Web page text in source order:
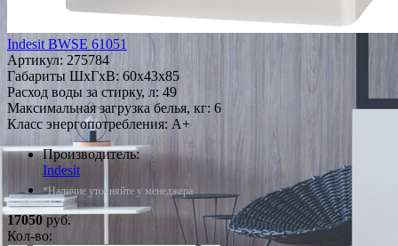
Indesit BWSE 61051
Артикул: 275784
Габариты ШxГxВ: 60x43x85
Расход воды за стирку, л: 49
Максимальная загрузка белья, кг: 6
Класс энергопотребления: A+
Производитель:
Indesit
*Наличие уточняйте у менеджера
17050руб.
Кол-во: